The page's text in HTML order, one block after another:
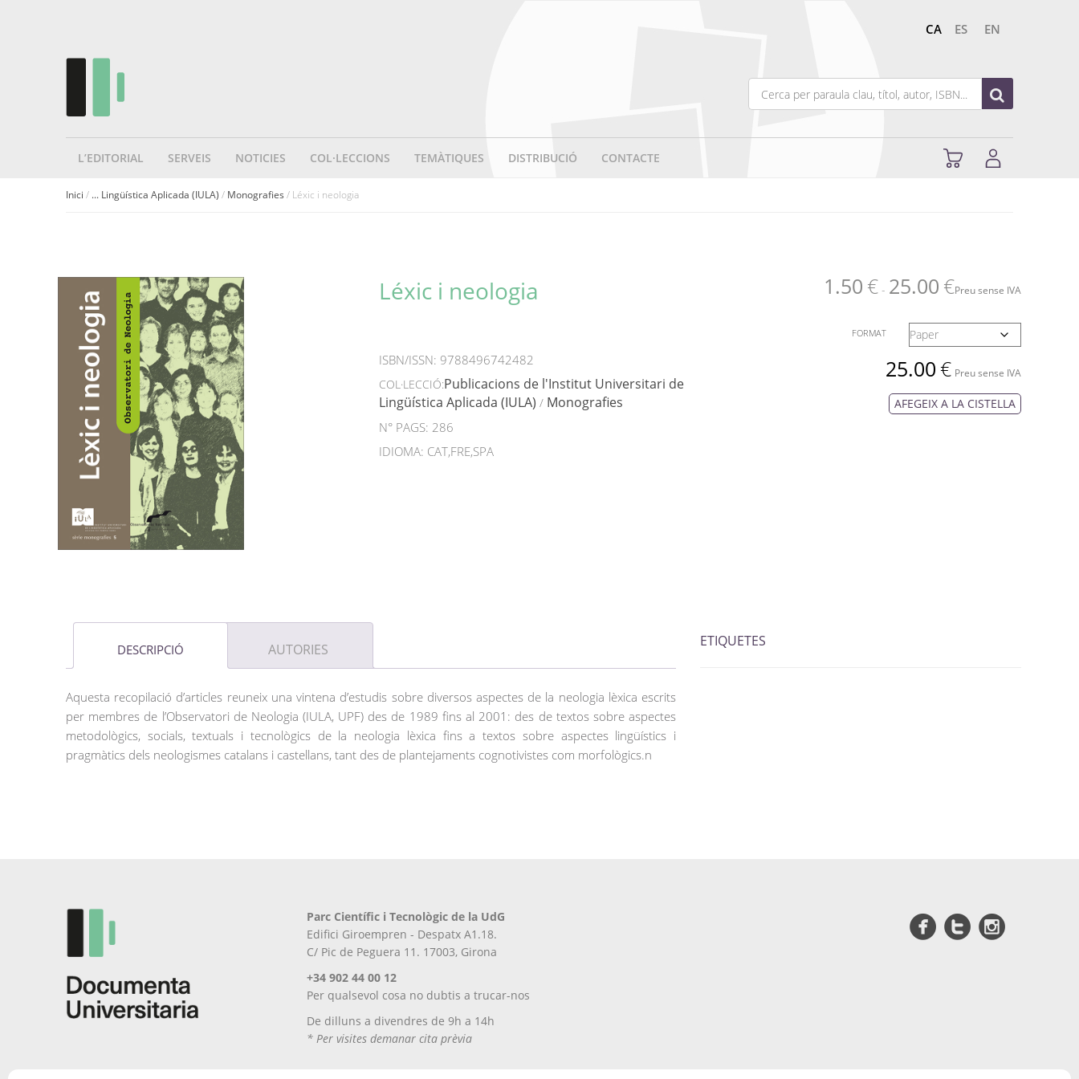
CA ES EN
L’EDITORIAL SERVEIS NOTICIES COL·LECCIONS TEMÀTIQUES DISTRIBUCIÓ CONTACTE
Inici / ... Lingüística Aplicada (IULA) / Monografies / Léxic i neologia
Léxic i neologia
ISBN/ISSN: 9788496742482
COL·LECCIÓ:Publicacions de l'Institut Universitari de
Lingüística Aplicada (IULA) / Monografies
N° PAGS: 286
IDIOMA: CAT,FRE,SPA
1.50 € - 25.00 €Preu sense IVA
FORMAT
25.00€ Preu sense IVA
AFEGEIX A LA CISTELLA
DESCRIPCIÓ AUTORIES
Aquesta recopilació d’articles reuneix una vintena d’estudis sobre diversos aspectes de la neologia lèxica escrits
per membres de l’Observatori de Neologia (IULA, UPF) des de 1989 fins al 2001: des de textos sobre aspectes
metodològics, socials, textuals i tecnològics de la neologia lèxica fins a textos sobre aspectes lingüístics i
pragmàtics dels neologismes catalans i castellans, tant des de plantejaments cognotivistes com morfològics.n
ETIQUETES
Parc Científic i Tecnològic de la UdG
Edifici Giroempren - Despatx A1.18.
C/ Pic de Peguera 11. 17003, Girona
+34 902 44 00 12
Per qualsevol cosa no dubtis a trucar-nos
De dilluns a divendres de 9h a 14h
* Per visites demanar cita prèvia